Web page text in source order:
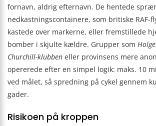
fornavn, aldrig efternavn. De hentede
nedkastningscontainere, som britiske RAF-
kastede over markerne, eller fremstillede
bomber i skjulte kældre. Grupper som
Churchill-klubben eller provinsens mere
opererede efter en simpel logik: maks. 10
ved målet, så spredning på cykel gennem
gader.
Risikoen på kroppen